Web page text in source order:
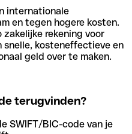
internationale
en tegen hogere kosten.
rekening voor
kosteneffectieve en
geld over te maken.
terugvinden?
SWIFT/BIC-code van je